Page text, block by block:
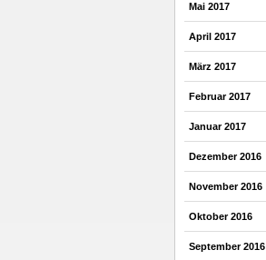
Mai 2017
April 2017
März 2017
Februar 2017
Januar 2017
Dezember 2016
November 2016
Oktober 2016
September 2016